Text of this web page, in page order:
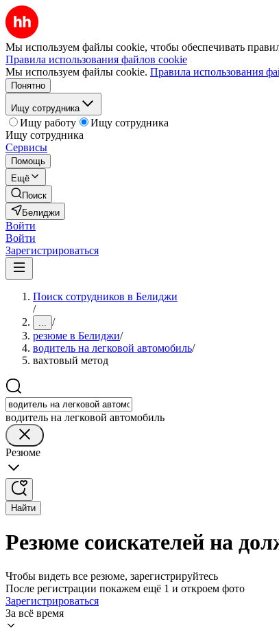
Мы используем файлы cookie, чтобы обеспечивать
Правила использования файлов cookie
Мы используем файлы cookie. Правила использования
Понятно
Ищу сотрудника
Ищу работу
Ищу сотрудника
Ищу сотрудника
Сервисы
Помощь
Ещё
Поиск
Белиджи
Войти
Войти
Зарегистрироваться
Поиск сотрудников в Белиджи
/
... /
резюме в Белиджи/
водитель на легковой автомобиль/
вахтовый метод
водитель на легковой автомобиль
Резюме
Найти
Резюме соискателей на
Чтобы видеть все резюме, зарегистрируйтесь
После регистрации покажем ещё 1 и откроем фото
Зарегистрироваться
За всё время